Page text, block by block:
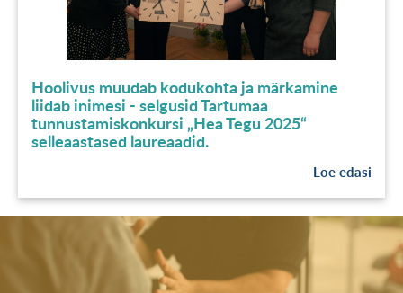
Hoolivus muudab kodukohta ja märkamine
liidab inimesi - selgusid Tartumaa
tunnustamiskonkursi „Hea Tegu 2025“
selleaastased laureaadid.
Loe edasi